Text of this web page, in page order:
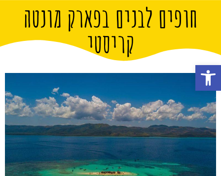
חופים לבנים בפארק מונטה
קריסטי
פתח סרגל נגישות